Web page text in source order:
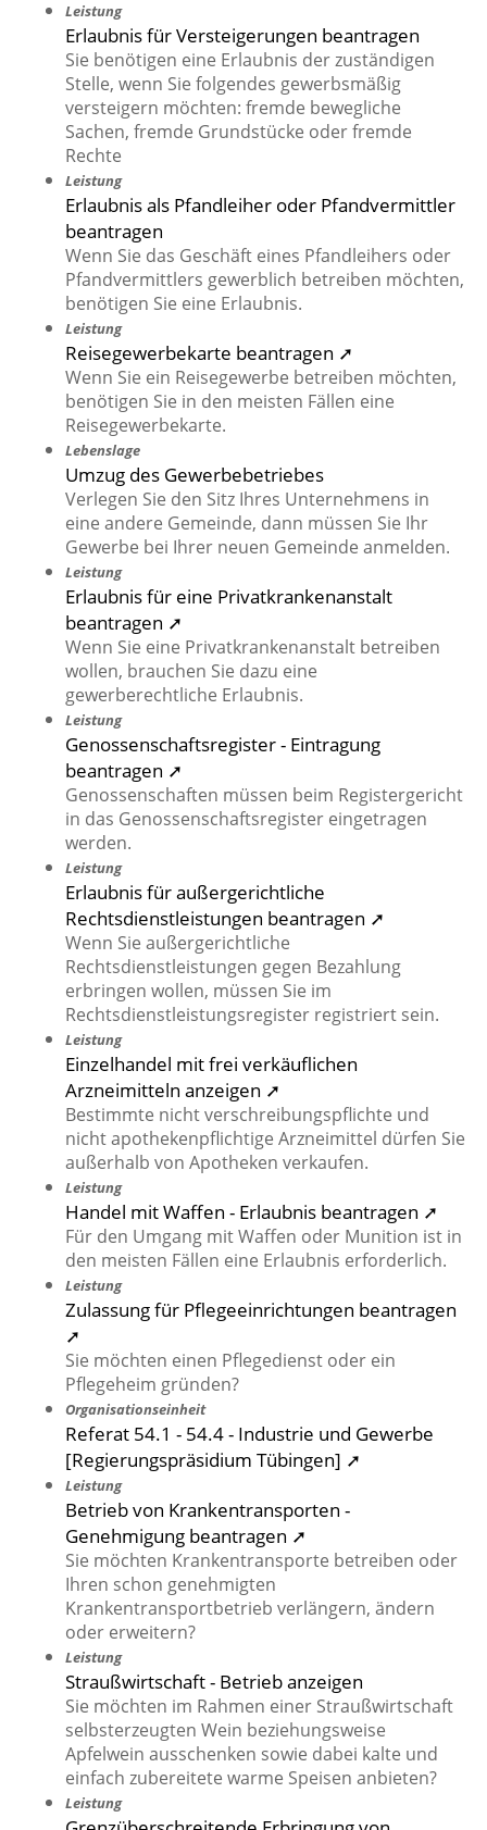
Leistung
Erlaubnis für Versteigerungen beantragen
Sie benötigen eine Erlaubnis der zuständigen
Stelle, wenn Sie folgendes gewerbsmäßig
versteigern möchten: fremde bewegliche
Sachen, fremde Grundstücke oder fremde
Rechte
Leistung
Erlaubnis als Pfandleiher oder Pfandvermittler
beantragen
Wenn Sie das Geschäft eines Pfandleihers oder
Pfandvermittlers gewerblich betreiben möchten,
benötigen Sie eine Erlaubnis.
Leistung
Reisegewerbekarte beantragen ➚
Wenn Sie ein Reisegewerbe betreiben möchten,
benötigen Sie in den meisten Fällen eine
Reisegewerbekarte.
Lebenslage
Umzug des Gewerbebetriebes
Verlegen Sie den Sitz Ihres Unternehmens in
eine andere Gemeinde, dann müssen Sie Ihr
Gewerbe bei Ihrer neuen Gemeinde anmelden.
Leistung
Erlaubnis für eine Privatkrankenanstalt
beantragen ➚
Wenn Sie eine Privatkrankenanstalt betreiben
wollen, brauchen Sie dazu eine
gewerberechtliche Erlaubnis.
Leistung
Genossenschaftsregister - Eintragung
beantragen ➚
Genossenschaften müssen beim Registergericht
in das Genossenschaftsregister eingetragen
werden.
Leistung
Erlaubnis für außergerichtliche
Rechtsdienstleistungen beantragen ➚
Wenn Sie außergerichtliche
Rechtsdienstleistungen gegen Bezahlung
erbringen wollen, müssen Sie im
Rechtsdienstleistungsregister registriert sein.
Leistung
Einzelhandel mit frei verkäuflichen
Arzneimitteln anzeigen ➚
Bestimmte nicht verschreibungspflichte und
nicht apothekenpflichtige Arzneimittel dürfen Sie
außerhalb von Apotheken verkaufen.
Leistung
Handel mit Waffen - Erlaubnis beantragen ➚
Für den Umgang mit Waffen oder Munition ist in
den meisten Fällen eine Erlaubnis erforderlich.
Leistung
Zulassung für Pflegeeinrichtungen beantragen
➚
Sie möchten einen Pflegedienst oder ein
Pflegeheim gründen?
Organisationseinheit
Referat 54.1 - 54.4 - Industrie und Gewerbe
[Regierungspräsidium Tübingen] ➚
Leistung
Betrieb von Krankentransporten -
Genehmigung beantragen ➚
Sie möchten Krankentransporte betreiben oder
Ihren schon genehmigten
Krankentransportbetrieb verlängern, ändern
oder erweitern?
Leistung
Straußwirtschaft - Betrieb anzeigen
Sie möchten im Rahmen einer Straußwirtschaft
selbsterzeugten Wein beziehungsweise
Apfelwein ausschenken sowie dabei kalte und
einfach zubereitete warme Speisen anbieten?
Leistung